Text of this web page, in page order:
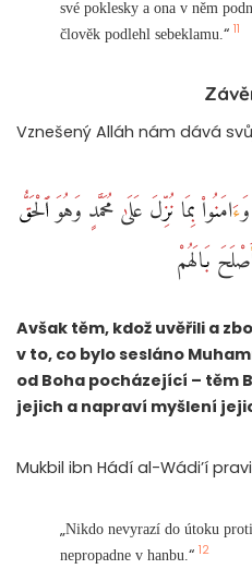
své poklesky a ona v něm
člověk podlehl sebeklamu. “ 11
Vznešený Alláh nám dává
بِمَا نُزِّلَ عَلَىٰ مُحَمَّدٍ وَهُوَ ٱلْحَقُّ
بَالَهُمْ
Avšak těm, kdož uvěřili a
v to, co bylo sesláno
od Boha pocházející – těm
jejich a napraví myšlení
Mukbil ibn Hádí al-Wádi’í
„Nikdo nevyrazí do útoku
nepropadne v hanbu. “ 12